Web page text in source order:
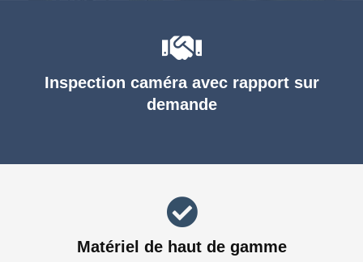
Inspection caméra avec rapport sur
demande
Matériel de haut de gamme